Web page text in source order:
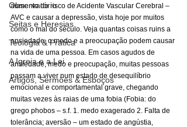
Observatório
Seitas e Heresias
Teologia & Prática
A Igreja e a Lei
Artigos, Sermões & Esboços
aumento do risco de Acidente Vascular Cerebral –
AVC e causar a depressão, vista hoje por muitos
como o mal do século. Veja quantas coisas ruins a
ansiedade, o medo e a preocupação podem causar
na vida de uma pessoa. Em casos agudos de
ansiedade, medo e preocupação, muitas pessoas
passam a viver num estado de desequilíbrio
emocional e comportamental grave, chegando
muitas vezes às raias de uma fobia (Fobia: do
grego phobos – s.f. 1. medo exagerado 2. Falta de
tolerância; aversão – um estado de angústia,